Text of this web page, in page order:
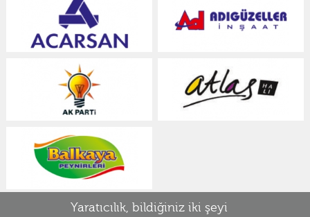
Yaratıcılık, bildiğiniz iki şeyi